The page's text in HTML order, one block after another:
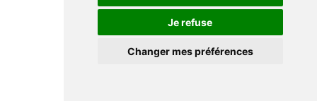
Je refuse
Changer mes préférences